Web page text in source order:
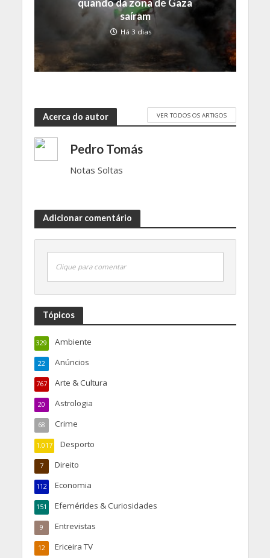
quando da zona de Gaza
saíram
Há 3 dias
Acerca do autor VER TODOS OS ARTIGOS
Pedro Tomás
Notas Soltas
Adicionar comentário
Clique para comentar
Tópicos
Ambiente
329
Anúncios
22
Arte & Cultura
767
Astrologia
20
Crime
68
Desporto
1.017
Direito
7
Economia
112
Efemérides & Curiosidades
151
Entrevistas
9
Ericeira TV
12